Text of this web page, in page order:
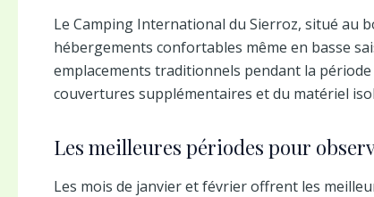
Le Camping International du Sierroz, situé au
hébergements confortables même en basse
emplacements traditionnels pendant la
couvertures supplémentaires et du matériel
Les meilleures périodes pour
Les mois de janvier et février offrent les